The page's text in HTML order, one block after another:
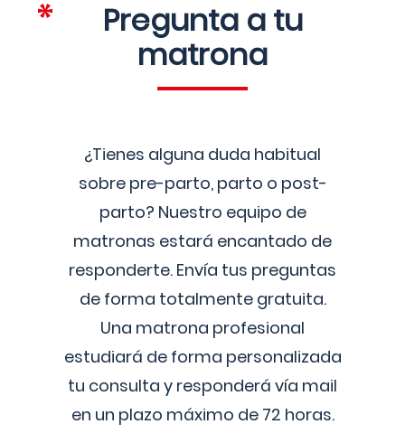
Pregunta a tu
matrona
¿Tienes alguna duda habitual
sobre pre-parto, parto o post-
parto? Nuestro equipo de
matronas estará encantado de
responderte. Envía tus preguntas
de forma totalmente gratuita.
Una matrona profesional
estudiará de forma personalizada
tu consulta y responderá vía mail
en un plazo máximo de 72 horas.